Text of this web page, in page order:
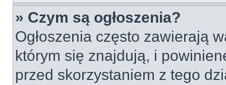
» Czym są ogłoszenia?
Ogłoszenia często zawierają
którym się znajdują, i
przed skorzystaniem z tego